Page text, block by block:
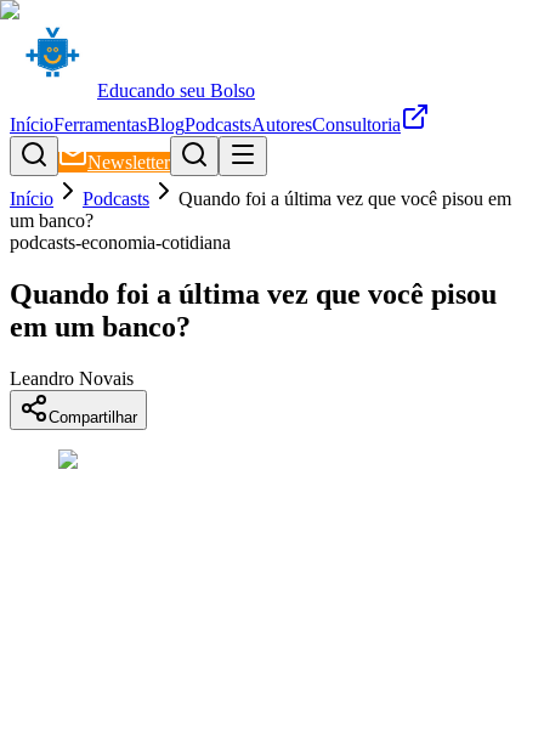
Educando seu Bolso
InícioFerramentasBlogPodcastsAutoresConsultoria
Newsletter
Início
Podcasts
Quando foi a última vez que você pisou em
um banco?
podcasts-economia-cotidiana
Quando foi a última vez que você pisou
em um banco?
Leandro Novais
Compartilhar